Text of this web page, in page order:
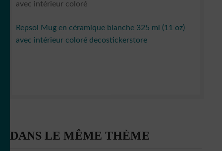
avec intérieur coloré
Repsol Mug en céramique blanche 325 ml (11 oz)
avec intérieur coloré decostickerstore
DANS LE MÊME THÈME